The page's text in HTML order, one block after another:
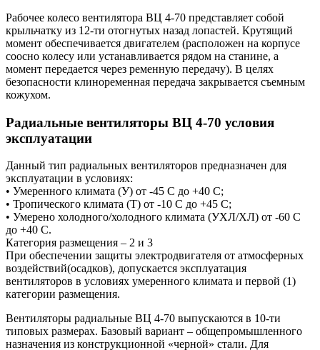
Рабочее колесо вентилятора ВЦ 4-70 представляет собой
крыльчатку из 12-ти отогнутых назад лопастей. Крутящий
момент обеспечивается двигателем (расположен на корпусе
соосно колесу или устанавливается рядом на станине, а
момент передается через ременную передачу). В целях
безопасности клиноременная передача закрывается съемным
кожухом.
Радиальные вентиляторы ВЦ 4-70 условия
эксплуатации
Данный тип радиальных вентиляторов предназначен для
эксплуатации в условиях:
• Умеренного климата (У) от -45 С до +40 С;
• Тропического климата (Т) от -10 С до +45 С;
• Умерено холодного/холодного климата (УХЛ/ХЛ) от -60 С
до +40 С.
Категория размещения – 2 и 3
При обеспечении защиты электродвигателя от атмосферных
воздействий(осадков), допускается эксплуатация
вентиляторов в условиях умеренного климата и первой (1)
категории размещения.
Вентиляторы радиальные ВЦ 4-70 выпускаются в 10-ти
типовых размерах. Базовый вариант – общепромышленного
назначения из конструкционной «черной» стали. Для